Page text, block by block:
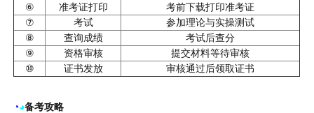
⑥
准考证打印
考前下载打印准考证
⑦
考试
参加理论与实操测试
⑧
查询成绩
考试后查分
⑨
资格审核
提交材料等待审核
⑩
证书发放 审核通过后领取证书
◔◕备考攻略